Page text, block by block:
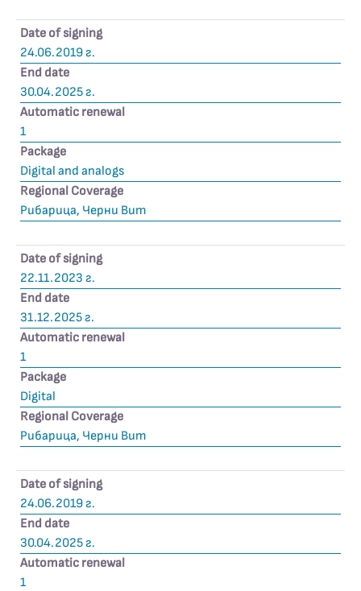
Date of signing
24.06.2019 г.
End date
30.04.2025 г.
Automatic renewal
1
Package
Digital and analogs
Regional Coverage
Рибарица, Черни Вит
Date of signing
22.11.2023 г.
End date
31.12.2025 г.
Automatic renewal
1
Package
Digital
Regional Coverage
Рибарица, Черни Вит
Date of signing
24.06.2019 г.
End date
30.04.2025 г.
Automatic renewal
1